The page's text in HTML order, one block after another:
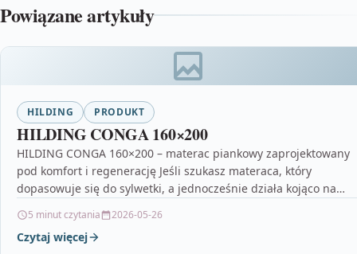
Powiązane artykuły
HILDING PRODUKT
HILDING CONGA 160×200
HILDING CONGA 160×200 – materac piankowy zaprojektowany
pod komfort i regenerację Jeśli szukasz materaca, który
dopasowuje się do sylwetki, a jednocześnie działa kojąco na…
5 minut czytania 2026-05-26
Czytaj więcej